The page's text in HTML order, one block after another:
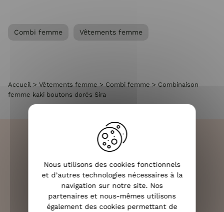
Combi femme Vêtements femme
Accueil > Vêtements femme > Combi femme > Combinaison
femme kaki boutons dorés Sira
LIVRAISON RAPIDE
OFFERTE DÈS 70€
Nous utilisons des cookies fonctionnels
et d’autres technologies nécessaires à la
navigation sur notre site. Nos
partenaires et nous-mêmes utilisons
également des cookies permettant de